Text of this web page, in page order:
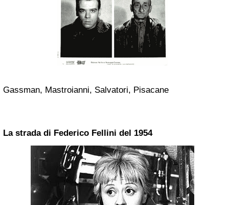
Gassman, Mastroianni, Salvatori, Pisacane
La strada di Federico Fellini del 1954